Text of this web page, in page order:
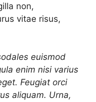
non,
vitae risus,
euismod
enim nisi varius
Feugiat orci
aliquam. Urna,